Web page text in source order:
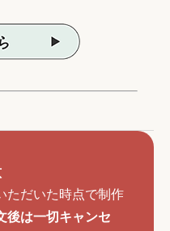
ただいた時点で制作
後は一切キャンセ